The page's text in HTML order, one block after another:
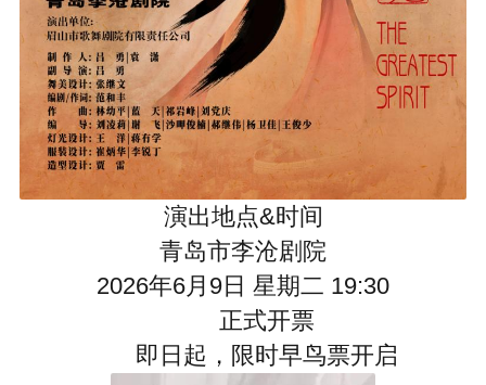
演出地点&时间
青岛市李沧剧院
2026年6月9日 星期二 19:30
正式开票
即日起，限时早鸟票开启